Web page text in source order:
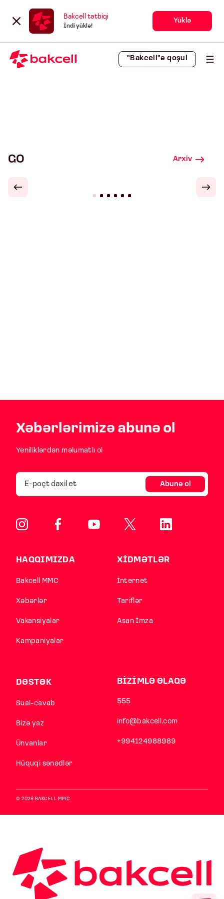
Bakcell tətbiqi
İndi yüklə!
Yüklə
"Bakcell"ə qoşul
GO Arxiv
Xəbərlərimizə abunə ol
Yeniliklərdən məlumatlı ol
Abunə ol
HAQQIMIZDA
Bakcell MMC
Xəbərlər
Vakansiyalar
Kampaniyalar
XİDMƏTLƏR
İnternet
Tariflər
Asan İmza
DƏSTƏK
Sual-cavab
Bizə yaz
Ünvanlar
Hüquqi sənədlər
BİZİMLƏ ƏLAQƏ
555
info@bakcell.com
+994124988989
© 2026 BAKCELL MMC.